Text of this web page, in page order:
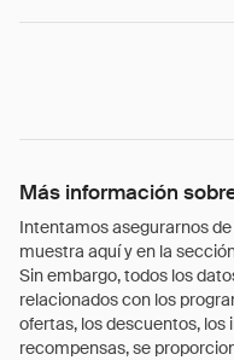
Más información
Intentamos asegurarnos
muestra aquí y en la
Sin embargo, todos los
relacionados con los
ofertas, los descuentos,
recompensas, se